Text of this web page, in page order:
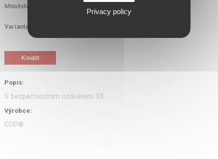
Množství
Varianta
Popis:
S bezpečnostním uzávěrem 3X.
Výrobce:
COP®
Privacy policy